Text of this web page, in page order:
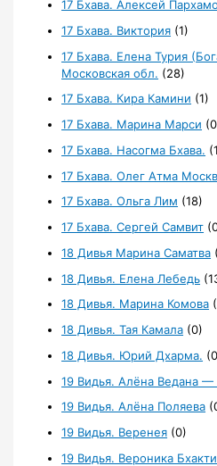
17 Бхава. Алексей
17 Бхава. Виктория (1)
17 Бхава. Елена Турия
Московская обл. (28)
17 Бхава. Кира Камини (1)
17 Бхава. Марина Марси
17 Бхава. Насогма Бхава.
17 Бхава. Олег Атма
17 Бхава. Ольга Лим (18)
17 Бхава. Сергей Самвит
18 Дивья Марина Саматва
18 Дивья. Елена Лебедь
18 Дивья. Марина Комова
18 Дивья. Тая Камала (0)
18 Дивья. Юрий Дхарма.
19 Видья. Алёна Ведана
19 Видья. Алёна Поляева
19 Видья. Веренея (0)
19 Видья. Вероника